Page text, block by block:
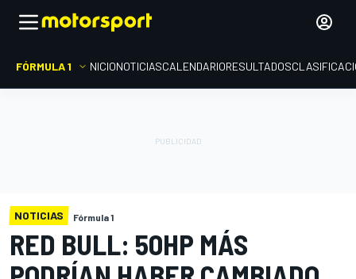
FÓRMULA 1 INICIONOTICIASCALENDARIORESULTADOS
NOTICIAS Fórmula 1
RED BULL: 50HP MÁS